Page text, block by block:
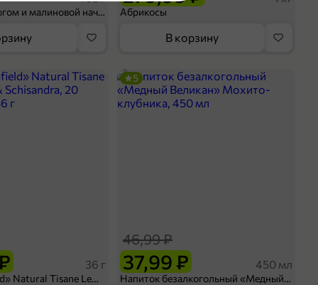
соусы
Шосон с творогом и малиновой начинкой, 102 г Абрикосы
В корзину
36 г
Чай «Greenfield» Natural Tisane Lemongrass & Schisandra, 20 пирамидок, 36 г
37,99 ₽
46,99 ₽
450 мл
Напиток безалкогольный «Медный Великан» Мохито-клубника, 450 мл
5